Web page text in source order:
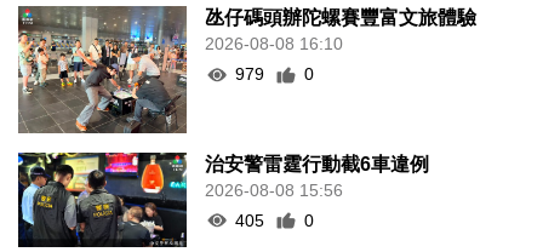
氹仔碼頭辦陀螺賽豐富文旅體驗
2026-08-08 16:10
979
0
治安警雷霆行動截6車違例
2026-08-08 15:56
405
0